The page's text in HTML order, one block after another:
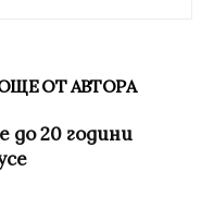
ОТ АВТОРА
до 20 години